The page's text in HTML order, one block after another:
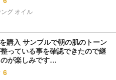
グ オイル
購入 サンプルで朝の肌のトーン
っている事を確認できたので継
が楽しみです…
6